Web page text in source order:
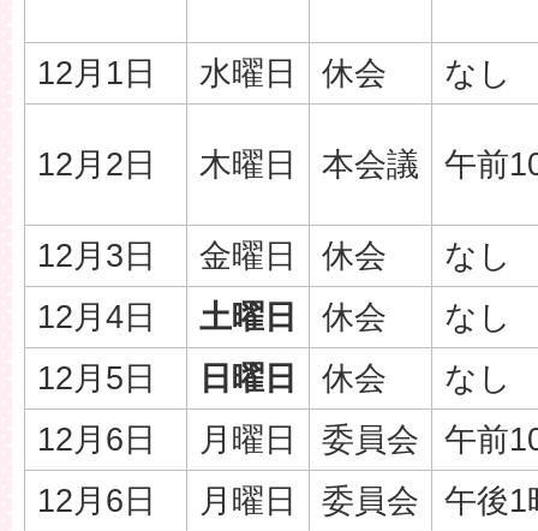
12月1日 水曜日 休会 なし
12月2日 木曜日 本会議 午前
12月3日 金曜日 休会
なし
12月4日
土曜日 休会
なし
12月5日
日曜日 休会
なし
12月6日
月曜日 委員会
午前
12月6日
月曜日 委員会
午後1